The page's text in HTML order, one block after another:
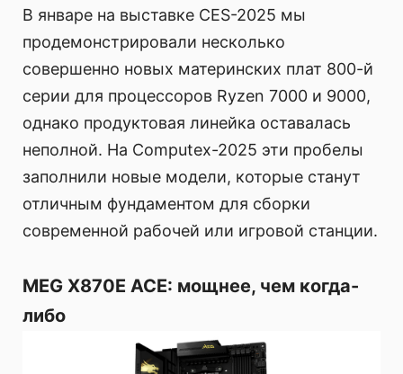
В январе на выставке CES-2025 мы
продемонстрировали несколько
совершенно новых материнских плат 800-й
серии для процессоров Ryzen 7000 и 9000,
однако продуктовая линейка оставалась
неполной. На Computex-2025 эти пробелы
заполнили новые модели, которые станут
отличным фундаментом для сборки
современной рабочей или игровой станции.
MEG X870E ACE: мощнее, чем когда-
либо